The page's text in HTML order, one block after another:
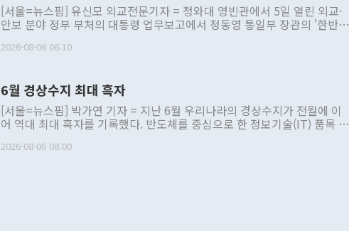
[서울=뉴스핌] 유신모 외교전문기자 = 청와대 영빈관에서 5일 열린 외교·
안보 분야 정부 부처의 대통령 업무보고에서 정동영 통일부 장관의 '한반도
발언 중에는 정부 내 조율을 거치지 않은 사안을 정책으로 추진하겠다고 공
주의적 희망에 근거한 비현실적 구상'이라는 비판을 내놨다. 그동안 정 장
관의 대북 정책 관련 발언이 물의를 빚은 적은 여러 번 있지만 대통령과 유
관 부처 장관이 공개적으로 부정적 입장을 표명한 것은 이례적이다. 정 장
관의 무리한 대북 접근법과 월권을 제어해야 한다는 목소리도 높아지고 있
다. [정동영 통일부 장관이 지난달 23일 오후 서울 종로구 정부서울청사에
2026-08-06 06:10
6월 경상수지 최대 흑자
[서울=뉴스핌] 박가연 기자 = 지난 6월 우리나라의 경상수지가 전월에 이
어 역대 최대 흑자를 기록했다. 반도체를 중심으로 한 정보기술(IT) 품목 수
료=한국은행] 한국은행이 6일 발표한 '2026년 6월 국제수지(잠정)'에 따르
2026-08-06 08:00